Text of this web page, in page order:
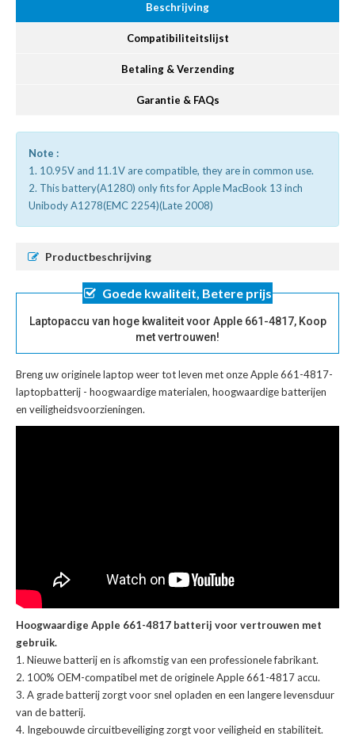
Beschrijving
Compatibiliteitslijst
Betaling & Verzending
Garantie & FAQs
Note :
1. 10.95V and 11.1V are compatible, they are in common use.
2. This battery(A1280) only fits for Apple MacBook 13 inch
Unibody A1278(EMC 2254)(Late 2008)
Productbeschrijving
Goede kwaliteit, Betere prijs
Laptopaccu van hoge kwaliteit voor Apple 661-4817, Koop
met vertrouwen!
Breng uw originele laptop weer tot leven met onzeApple 661-4817-
laptopbatterij - hoogwaardige materialen, hoogwaardige batterijen
en veiligheidsvoorzieningen.
Hoogwaardige Apple 661-4817 batterij voor vertrouwen met
gebruik.
Nieuwe batterij en is afkomstig van een professionele fabrikant.
100% OEM-compatibel met deoriginele Apple 661-4817 accu.
A grade batterij zorgt voor snel opladen en een langere levensduur
van de batterij.
Ingebouwde circuitbeveiliging zorgt voor veiligheid en stabiliteit.